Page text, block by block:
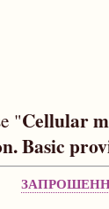
"Cellular
Basic